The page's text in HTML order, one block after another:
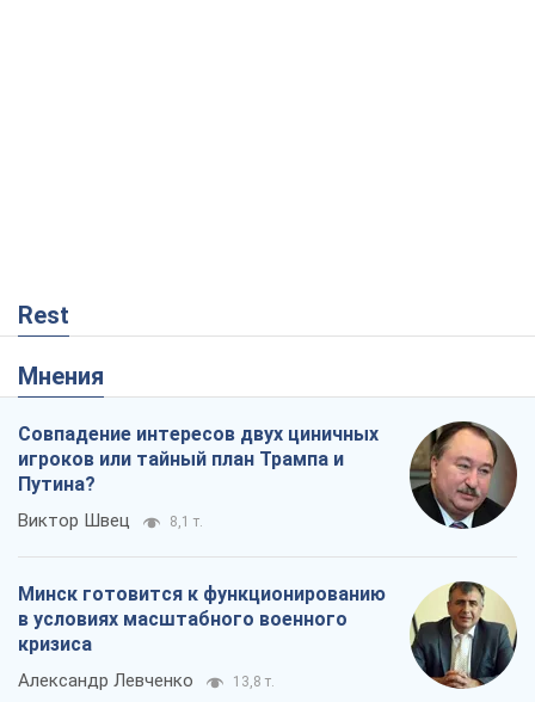
Rest
Мнения
Совпадение интересов двух циничных
игроков или тайный план Трампа и
Путина?
Виктор Швец 8,1 т.
Минск готовится к функционированию
в условиях масштабного военного
кризиса
Александр Левченко 13,8 т.